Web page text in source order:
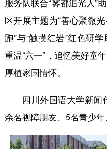
区开展主题为“善心聚微
跑”与“触摸红岩”红色研
重温“六一”，追忆美好童
厚植家国情怀。
四川外国语大学新闻
余名视障朋友、5名青少年